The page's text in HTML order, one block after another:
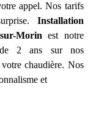
appel. Nos tarifs
Installation
Morin est notre
de 2 ans sur nos
chaudière. Nos
et